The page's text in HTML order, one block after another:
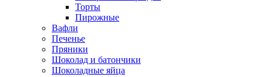
Торты
Пирожные
Вафли
Печенье
Пряники
Шоколад и батончики
Шоколадные яйца